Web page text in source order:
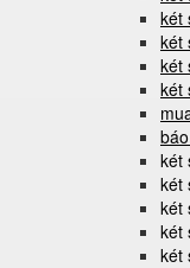
két
két
két
két
két
két
két
két
két